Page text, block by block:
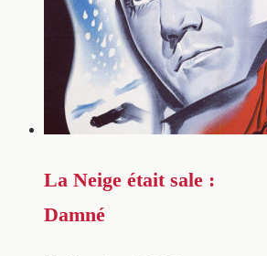
La Neige était sale :
Damné